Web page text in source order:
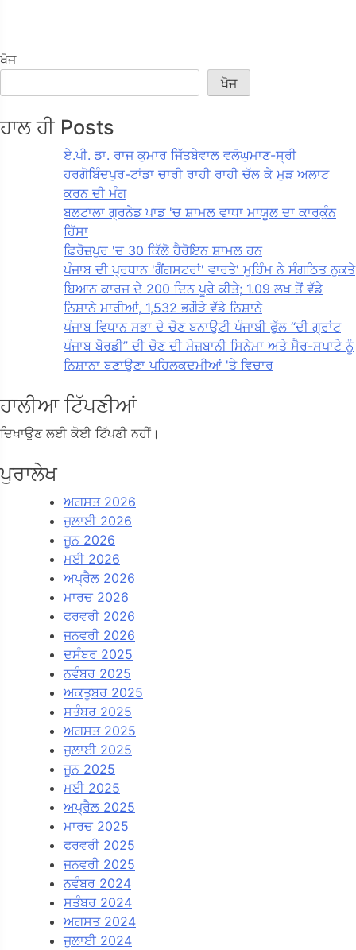
ਖੋਜ
ਖੋਜ
ਹਾਲ ਹੀ Posts
ਏ.ਪੀ. ਡਾ. ਰਾਜ ਕੁਮਾਰ ਜਿੱਤਬੇਵਾਲ ਵਲੋਘੁਮਾਣ-ਸ੍ਰੀ
ਹਰਗੋਬਿੰਦਪੁਰ-ਟਾਂਡਾ ਚਾਰੀ ਰਾਹੀ ਰਾਹੀ ਚੱਲ ਕੇ ਮੁੜ ਅਲਾਟ
ਕਰਨ ਦੀ ਮੰਗ
ਬਲਟਾਲਾ ਗ੍ਰਨੇਡ ਪਾਡ 'ਚ ਸ਼ਾਮਲ ਵਾਧਾ ਮਾਯੂਲ ਦਾ ਕਾਰਕੁੰਨ
ਹਿੱਸਾ
ਫ਼ਿਰੋਜ਼ਪੁਰ 'ਚ 30 ਕਿੱਲੋ ਹੈਰੋਇਨ ਸ਼ਾਮਲ ਹਨ
ਪੰਜਾਬ ਦੀ ਪ੍ਰਧਾਨ 'ਗੈਂਗਸਟਰਾਂ' ਵਾਰਤੇ' ਮੁਹਿੰਮ ਨੇ ਸੰਗਠਿਤ ਨੁਕਤੇ
ਬਿਆਨ ਕਾਰਜ ਦੇ 200 ਦਿਨ ਪੂਰੇ ਕੀਤੇ; 1.09 ਲਖ ਤੋਂ ਵੱਡੇ
ਨਿਸ਼ਾਨੇ ਮਾਰੀਆਂ, 1,532 ਭਗੌੜੇ ਵੱਡੇ ਨਿਸ਼ਾਨੇ
ਪੰਜਾਬ ਵਿਧਾਨ ਸਭਾ ਦੇ ਚੋਣ ਬਨਾਉਟੀ ਪੰਜਾਬੀ ਫੁੱਲ “ਦੀ ਗ੍ਰਾਂਟ
ਪੰਜਾਬ ਬੋਰਡੀ” ਦੀ ਚੋਣ ਦੀ ਮੇਜ਼ਬਾਨੀ ਸਿਨੇਮਾ ਅਤੇ ਸੈਰ-ਸਪਾਟੇ ਨੂੰ
ਨਿਸ਼ਾਨਾ ਬਣਾਉਣਾ ਪਹਿਲਕਦਮੀਆਂ 'ਤੇ ਵਿਚਾਰ
ਹਾਲੀਆ ਟਿੱਪਣੀਆਂ
ਦਿਖਾਉਣ ਲਈ ਕੋਈ ਟਿੱਪਣੀ ਨਹੀਂ।
ਪੁਰਾਲੇਖ
ਅਗਸਤ 2026
ਜੁਲਾਈ 2026
ਜੂਨ 2026
ਮਈ 2026
ਅਪ੍ਰੈਲ 2026
ਮਾਰਚ 2026
ਫਰਵਰੀ 2026
ਜਨਵਰੀ 2026
ਦਸੰਬਰ 2025
ਨਵੰਬਰ 2025
ਅਕਤੂਬਰ 2025
ਸਤੰਬਰ 2025
ਅਗਸਤ 2025
ਜੁਲਾਈ 2025
ਜੂਨ 2025
ਮਈ 2025
ਅਪ੍ਰੈਲ 2025
ਮਾਰਚ 2025
ਫਰਵਰੀ 2025
ਜਨਵਰੀ 2025
ਨਵੰਬਰ 2024
ਸਤੰਬਰ 2024
ਅਗਸਤ 2024
ਜੁਲਾਈ 2024